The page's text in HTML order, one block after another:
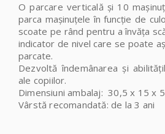
O parcare verticală și 10
parca mașinuțele în funcție de
scoate pe rând pentru a învăța
indicator de nivel care se poate
parcate.
Dezvoltă îndemânarea și
ale copiilor.
Dimensiuni ambalaj: 30,5 x 15 x
Vârstă recomandată: de la 3 ani